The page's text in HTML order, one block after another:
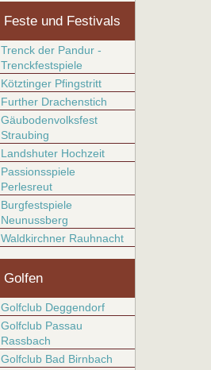
Feste und Festivals
Trenck der Pandur -
Trenckfestspiele
Kötztinger Pfingstritt
Further Drachenstich
Gäubodenvolksfest
Straubing
Landshuter Hochzeit
Passionsspiele
Perlesreut
Burgfestspiele
Neunussberg
Waldkirchner Rauhnacht
Golfen
Golfclub Deggendorf
Golfclub Passau
Rassbach
Golfclub Bad Birnbach